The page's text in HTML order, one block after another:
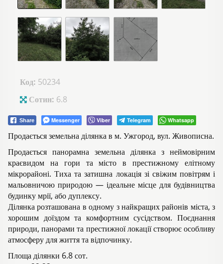
Код: 50234
Сотин: 6.8
Share Messenger Viber Telegram Whatsapp
Продається земельна ділянка в м. Ужгород, вул. Живописна.
Продається панорамна земельна ділянка з неймовірним
краєвидом на гори та місто в престижному елітному
мікрорайоні. Тиха та затишна локація зі свіжим повітрям і
мальовничою природою — ідеальне місце для будівництва
будинку мрії, або дуплексу.
Ділянка розташована в одному з найкращих районів міста, з
хорошим доїздом та комфортним сусідством. Поєднання
природи, панорами та престижної локації створює особливу
атмосферу для життя та відпочинку.
Площа ділянки 6.8 сот.